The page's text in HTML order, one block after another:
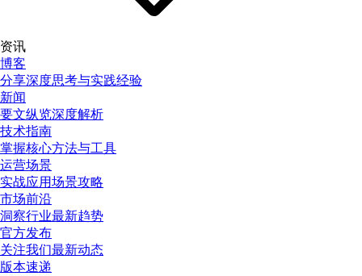
资讯
博客
分享深度思考与实践经验
新闻
要文纵览深度解析
技术指南
掌握核心方法与工具
运营场景
实战应用场景攻略
市场前沿
洞察行业最新趋势
官方发布
关注我们最新动态
版本速递